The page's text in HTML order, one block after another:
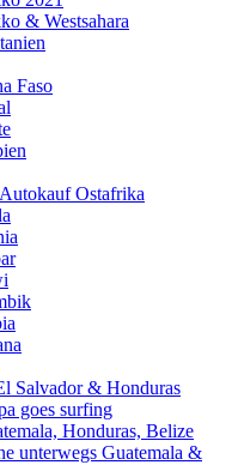
& Westsahara
Faso
Autokauf Ostafrika
Salvador & Honduras
goes surfing
Honduras, Belize
unterwegs Guatemala &